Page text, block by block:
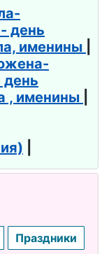
день
именины
день
, именины
Праздники